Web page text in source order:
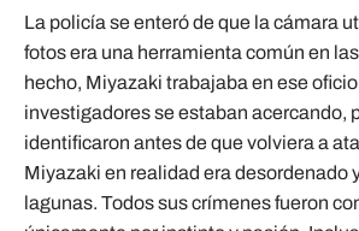
La policía se enteró de que la cámara
fotos era una herramienta común en
hecho, Miyazaki trabajaba en ese
investigadores se estaban acercando,
identificaron antes de que volviera a
Miyazaki en realidad era desordenado
lagunas. Todos sus crímenes fueron